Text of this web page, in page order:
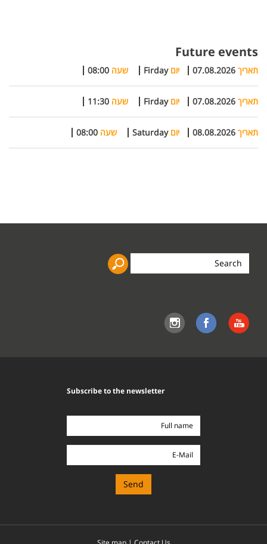
Future events
תאריך 07.08.2026 יוםFirday שעה 08:00
תאריך 07.08.2026 יוםFirday שעה 11:30
תאריך 08.08.2026 יוםSaturday שעה 08:00
Search
Subscribe to the newsletter